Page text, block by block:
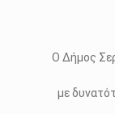
Ο Δήμος
με